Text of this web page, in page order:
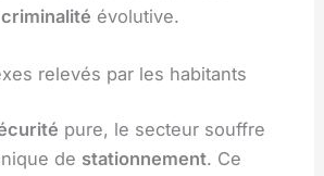
criminalité évolutive.
relevés par les habitants
pure, le secteur souffre
de stationnement. Ce